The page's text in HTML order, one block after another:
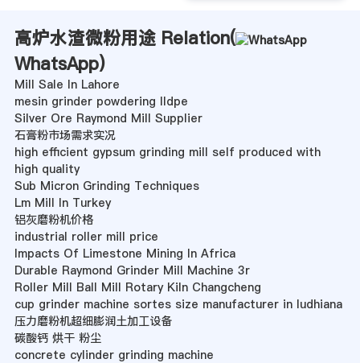
高炉水渣微粉用途 Relation(
WhatsApp)
Mill Sale In Lahore
mesin grinder powdering lldpe
Silver Ore Raymond Mill Supplier
石膏粉市场需求实况
high efficient gypsum grinding mill self produced with
high quality
Sub Micron Grinding Techniques
Lm Mill In Turkey
铝灰磨粉机价格
industrial roller mill price
Impacts Of Limestone Mining In Africa
Durable Raymond Grinder Mill Machine 3r
Roller Mill Ball Mill Rotary Kiln Changcheng
cup grinder machine sortes size manufacturer in ludhiana
压力磨粉机超细膨润土加工设备
碳酸钙 烘干 粉尘
concrete cylinder grinding machine